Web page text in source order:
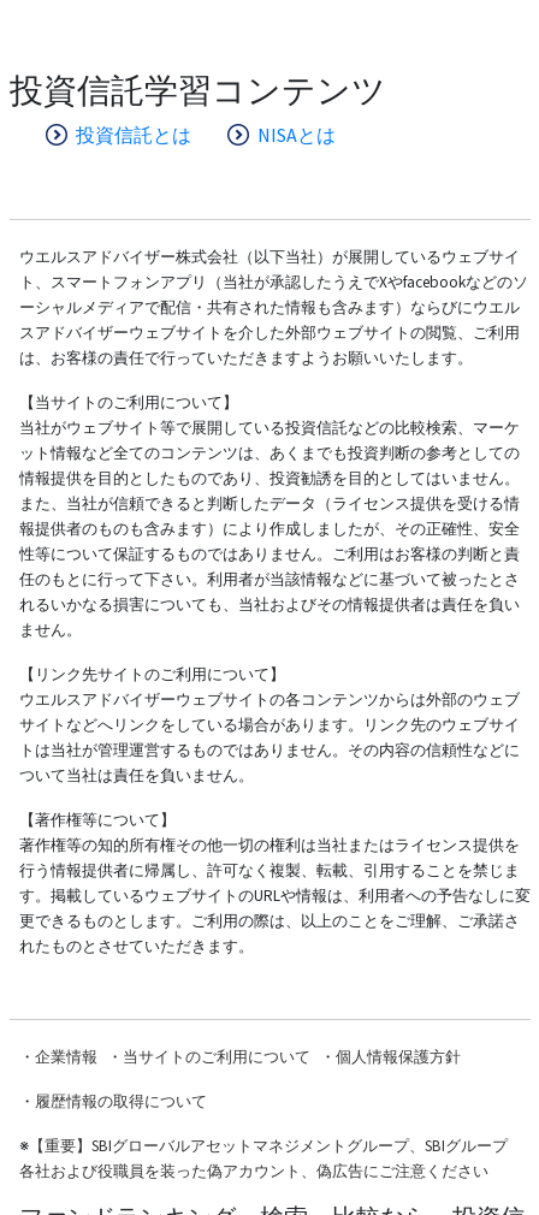
投資信託学習コンテンツ
投資信託とは NISAとは
ウエルスアドバイザー株式会社（以下当社）が展開しているウェブサイ
ト、スマートフォンアプリ（当社が承認したうえでXやfacebookなどのソ
ーシャルメディアで配信・共有された情報も含みます）ならびにウエル
スアドバイザーウェブサイトを介した外部ウェブサイトの閲覧、ご利用
は、お客様の責任で行っていただきますようお願いいたします。
【当サイトのご利用について】
当社がウェブサイト等で展開している投資信託などの比較検索、マーケ
ット情報など全てのコンテンツは、あくまでも投資判断の参考としての
情報提供を目的としたものであり、投資勧誘を目的としてはいません。
また、当社が信頼できると判断したデータ（ライセンス提供を受ける情
報提供者のものも含みます）により作成しましたが、その正確性、安全
性等について保証するものではありません。ご利用はお客様の判断と責
任のもとに行って下さい。利用者が当該情報などに基づいて被ったとさ
れるいかなる損害についても、当社およびその情報提供者は責任を負い
ません。
【リンク先サイトのご利用について】
ウエルスアドバイザーウェブサイトの各コンテンツからは外部のウェブ
サイトなどへリンクをしている場合があります。リンク先のウェブサイ
トは当社が管理運営するものではありません。その内容の信頼性などに
ついて当社は責任を負いません。
【著作権等について】
著作権等の知的所有権その他一切の権利は当社またはライセンス提供を
行う情報提供者に帰属し、許可なく複製、転載、引用することを禁じま
す。掲載しているウェブサイトのURLや情報は、利用者への予告なしに変
更できるものとします。ご利用の際は、以上のことをご理解、ご承諾さ
れたものとさせていただきます。
・ 企業情報 ・ 当サイトのご利用について ・ 個人情報保護方針
・ 履歴情報の取得について
※【重要】SBIグローバルアセットマネジメントグループ、SBIグループ
各社および役職員を装った偽アカウント、偽広告にご注意ください